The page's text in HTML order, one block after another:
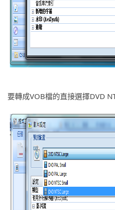
要轉成VOB檔的直接選擇DVD